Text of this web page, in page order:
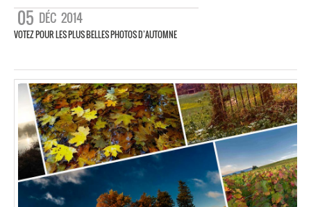
05 DÉC 2014
VOTEZ POUR LES PLUS BELLES PHOTOS D’AUTOMNE